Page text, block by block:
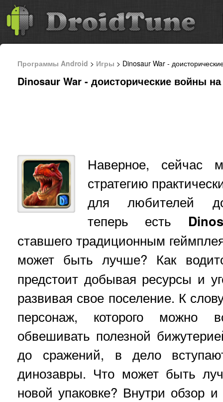
Программы Android > Игры > Dinosaur War -
Dinosaur War - доисторические войны
Наверное, сейчас
стратегию
для любителей
теперь есть
ставшего традиционным
может быть лучше? Как
предстоит добывая ресурсы и
развивая свое поселение. К
персонаж, которого можно
обвешивать полезной
до сражений, в дело
динозавры. Что может быть
новой упаковке? Внутри обзор